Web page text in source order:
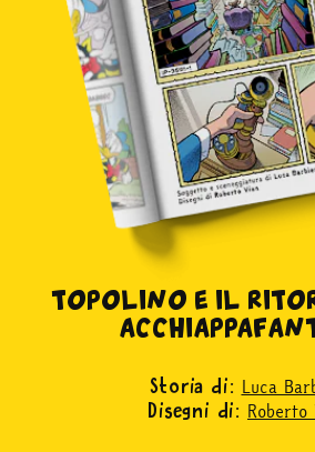
in
mondo
news &
TOPOLINO E IL
Storia di: Luca
Disegni di: Roberto